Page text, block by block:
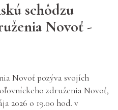
schôdzu
Novoť -
Novoť pozýva svojích
združenia Novoť,
2026 o 19.00 hod. v